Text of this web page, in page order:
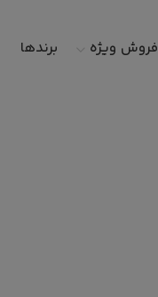
فروش ویژه برندها